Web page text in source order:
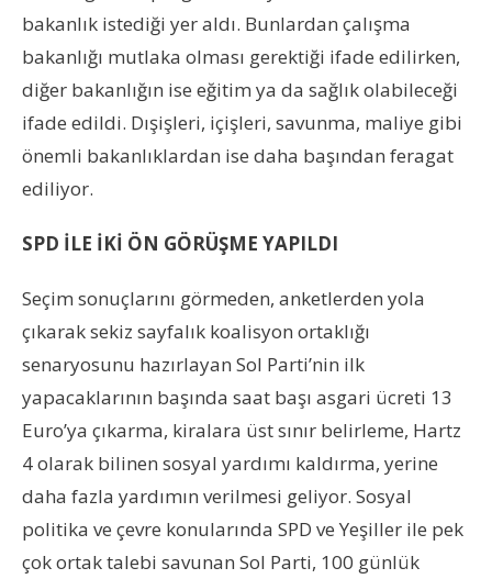
bakanlık istediği yer aldı. Bunlardan çalışma
bakanlığı mutlaka olması gerektiği ifade edilirken,
diğer bakanlığın ise eğitim ya da sağlık olabileceği
ifade edildi. Dışişleri, içişleri, savunma, maliye gibi
önemli bakanlıklardan ise daha başından feragat
ediliyor.
SPD İLE İKİ ÖN GÖRÜŞME YAPILDI
Seçim sonuçlarını görmeden, anketlerden yola
çıkarak sekiz sayfalık koalisyon ortaklığı
senaryosunu hazırlayan Sol Parti’nin ilk
yapacaklarının başında saat başı asgari ücreti 13
Euro’ya çıkarma, kiralara üst sınır belirleme, Hartz
4 olarak bilinen sosyal yardımı kaldırma, yerine
daha fazla yardımın verilmesi geliyor. Sosyal
politika ve çevre konularında SPD ve Yeşiller ile pek
çok ortak talebi savunan Sol Parti, 100 günlük